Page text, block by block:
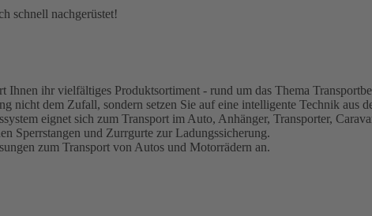
schnell nachgerüstet!
Ihnen ihr vielfältiges Produktsortiment - rund um das Thema
nicht dem Zufall, sondern setzen Sie auf eine intelligente Technik aus
eignet sich zum Transport im Auto, Anhänger, Transporter,
Sperrstangen und Zurrgurte zur Ladungssicherung.
zum Transport von Autos und Motorrädern an.